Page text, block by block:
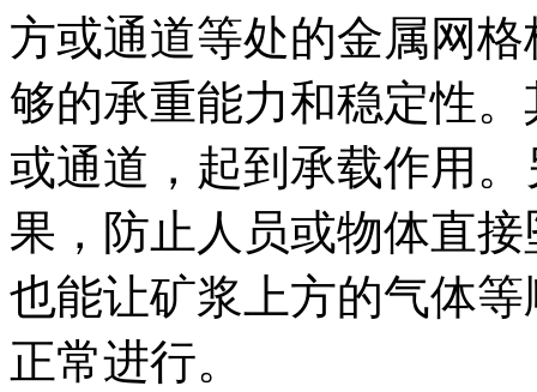
方或通道等处的金属网
够的承重能力和稳定性
或通道，起到承载作用
果，防止人员或物体直
也能让矿浆上方的气体
正常进行。